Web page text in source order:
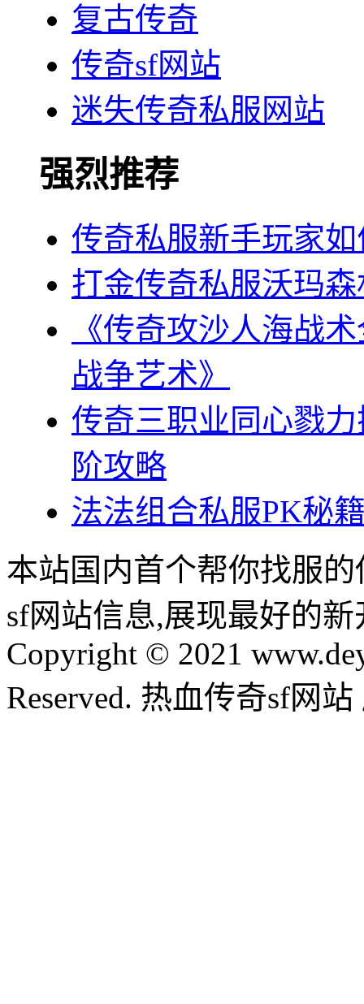
复古传奇
传奇sf网站
迷失传奇私服网站
强烈推荐
传奇私服新手玩家
打金传奇私服沃玛
《传奇攻沙人海战
战争艺术》
传奇三职业同心戮
阶攻略
法法组合私服PK秘
本站国内首个帮你找服
sf网站信息,展现最好的
Copyright © 2021
Reserved. 热血传奇sf网